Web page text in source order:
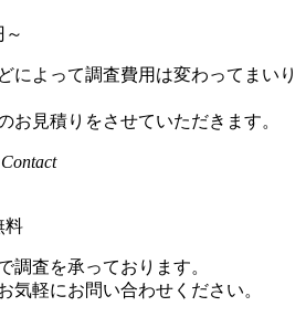
によって調査費用は変わってまいり
お見積りをさせていただきます。
Contact
料
調査を承っております。
気軽にお問い合わせください。